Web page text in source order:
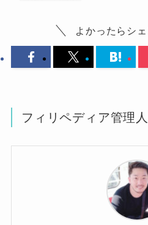
よかったらシェ
フィリペディア管理人